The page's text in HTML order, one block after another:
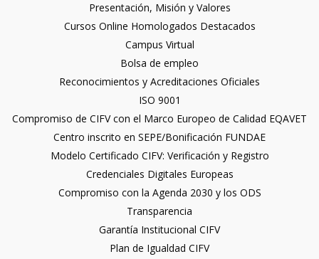
Presentación, Misión y Valores
Cursos Online Homologados Destacados
Campus Virtual
Bolsa de empleo
Reconocimientos y Acreditaciones Oficiales
ISO 9001
Compromiso de CIFV con el Marco Europeo de Calidad EQAVET
Centro inscrito en SEPE/Bonificación FUNDAE
Modelo Certificado CIFV: Verificación y Registro
Credenciales Digitales Europeas
Compromiso con la Agenda 2030 y los ODS
Transparencia
Garantía Institucional CIFV
Plan de Igualdad CIFV